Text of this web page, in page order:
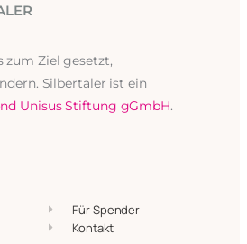
zum Ziel gesetzt,
Silbertaler ist ein
Unisus Stiftung gGmbH.
Für Spender
Kontakt